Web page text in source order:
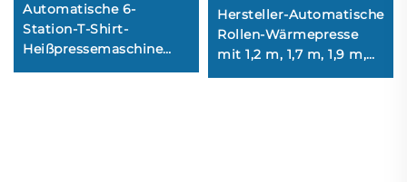
Automatische 6-
Station-T-Shirt-
Heißpressemaschine
mit Flachbett-Drucker
Hersteller-Automatische
Rollen-Wärmepresse
mit 1,2 m, 1,7 m, 1,9 m,
2,1 m und 2,6 m